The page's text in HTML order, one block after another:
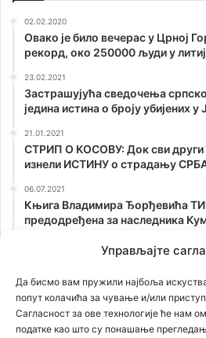
Управљајте
Да бисмо вам пружили најбоља
попут колачића за чување и/или
Сагласност за ове технологије ће нам
податке као што су понашање
02.02.2020
Овако је било вечерас у Црној
рекорд, око 250000 људи у
23.02.2021
Застрашујућа сведочења
једина истина о броју убијених у
21.01.2021
СТРИП О KОСОВУ: Док сви
изнели ИСТИНУ о страдању
06.07.2021
Књига Владимира Ђорђевића
предодређена за наследника
државу, као ЈА! Аркан
ОТKРИВАМО ТАЈНУ СТАРУ 75
Јасеновца сахранили на